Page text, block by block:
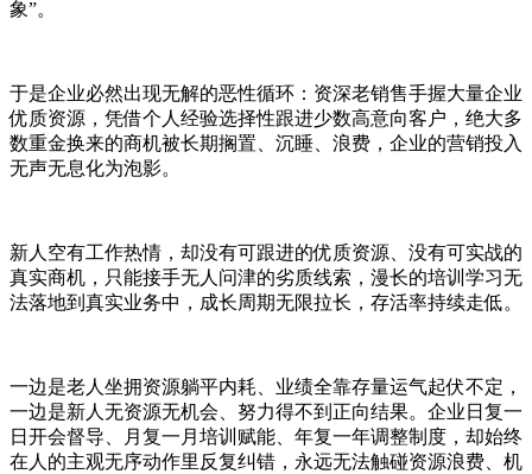
象”。
于是企业必然出现无解的恶性循环：资深老销售手握大量企业
优质资源，凭借个人经验选择性跟进少数高意向客户，绝大多
数重金换来的商机被长期搁置、沉睡、浪费，企业的营销投入
无声无息化为泡影。
新人空有工作热情，却没有可跟进的优质资源、没有可实战的
真实商机，只能接手无人问津的劣质线索，漫长的培训学习无
法落地到真实业务中，成长周期无限拉长，存活率持续走低。
一边是老人坐拥资源躺平内耗、业绩全靠存量运气起伏不定，
一边是新人无资源无机会、努力得不到正向结果。企业日复一
日开会督导、月复一月培训赋能、年复一年调整制度，却始终
在人的主观无序动作里反复纠错，永远无法触碰资源浪费、机